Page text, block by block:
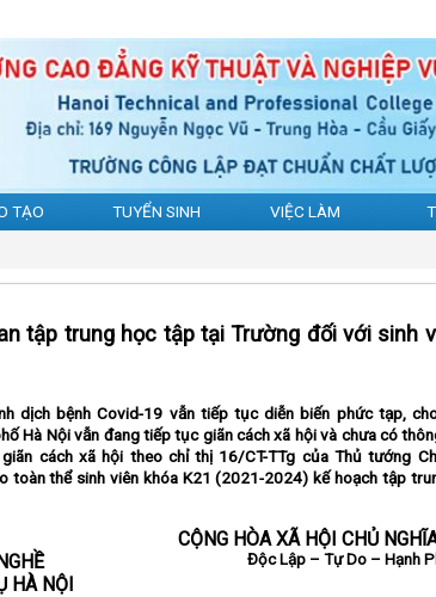
TẠO TUYỂN SINH VIỆC LÀM
tập trung học tập tại Trường đối với sinh
dịch bệnh Covid-19 vẫn tiếp tục diễn biến phức tạp,
Hà Nội vẫn đang tiếp tục giãn cách xã hội và chưa có
cách xã hội theo chỉ thị 16/CT-TTg của Thủ tướng
toàn thể sinh viên khóa K21 (2021-2024) kế hoạch tập
HÀ NỘI
CỘNG HÒA XÃ HỘI CHỦ
Độc Lập – Tự Do – Hạnh